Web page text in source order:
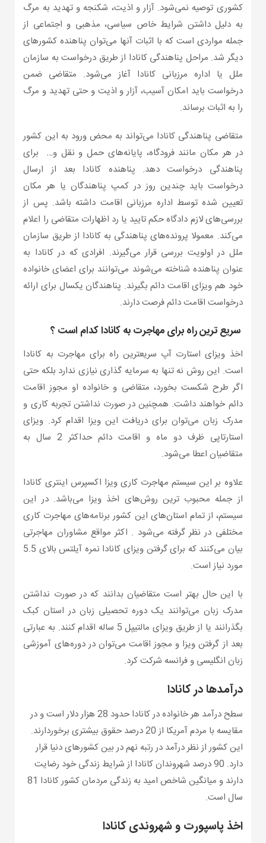
کشوری توصیه نمی‌شود. آزار و اذیت، شکنجه و تهدید به مرگ
به دلیل داشتن شرایط خاص سیاسی، مذهبی و اجتماعی از
جمله مواردی است که با اثبات آنها می‌توان پناهنده کشورهای
دیگر شد. مراحل پناهندگی کانادا از طریق درخواست به سازمان
ملل یا اداره مرزبانی کانادا آغاز می‌شود. متقاضی ضمن
درخواست باید امکان آسیب، آزار و اذیت و حتی تهدید و مرگ
را به اثبات برساند.
متقاضی پناهندگی کانادا می‌تواند به محض ورود به این کشور
در هر مکان مانند فرودگاه، پایانه‌های حمل و نقل و… برای
پناهندگی درخواست دهد. پناهنده کانادا بعد از ارسال
درخواست باید چندین روز در کمپ پناهندگان یا هر مکان
تعیین شده توسط اداره مرزبانی اقامت داشته باشد. پس از
بررسی‌های لازم دادگاه حکم تایید یا رد اظهارات متقاضی را اعلام
می‌کند. معمولا پرونده‌های پناهندگی به کانادا از طریق سازمان
ملل در اولویت بررسی قرار می‌گیرند. افرادی که در کانادا به
عنوان پناهنده شناخته می‌شوند می‌توانند برای اعضای خانواده
خود هم ویزای اقامت دائم بگیرند. پناهندگان یکسال برای ارائه
درخواست اقامت دائم فرصت دارند.
سریع ترین راه برای مهاجرت به کانادا کدام است ؟
اخذ ویزای استارت آپ سریعترین راه برای مهاجرت به کانادا
است. این روش نه تنها به سرمایه گذاری نیازی ندارد بلکه حتی
اگر طرح شکست بخورد، متقاضی و خانواده او مجوز اقامت
دائم خواهند داشت. همچنین در صورت نداشتن تجربه کاری و
مدرک زبان می‌توان برای دریافت این ویزا اقدام کرد. ویزای
استارتاپی ظرف دو ماه و اقامت دائم حداکثر 2 سال به
متقاضیان اعطا می‌شود.
علاوه بر این سیستم مهاجرت کاری ویزا اکسپرس اینتری کانادا
از جمله محبوب ترین روش‌های اخذ ویزا می‌باشد. در این
سیستم، از تمام استان‌های این کشور برنامه‌های مهاجرت کاری
مختلفی در نظر گرفته می‌شود . اکثر مواقع مشاوران مهاجرتی
بیان می‌کنند که برای گرفتن ویزای کانادا نمره آیلتس بالای 5.5
مورد نیاز است.
با این حال بهتر است متقاضیان بدانند که در صورت نداشتن
مدرک زبان می‌توانند یک دوره تحصیلی زبان در استان کبک
بگذرانند یا از طریق ویزای مالتیپل 5 ساله اقدام کنند. به عبارتی
بعد از گرفتن ویزا و مجوز اقامت می‌توان در دوره‌های آموزشی
زبان انگلیسی و فرانسه شرکت کرد.
درآمدها در کانادا
سطح درآمد هر خانواده در کانادا حدود 28 هزار دلار است و در
مقایسه با مردم آمریکا از 20 درصد حقوق بیشتری برخوردارند.
این کشور از نظر درآمد در رتبه نهم در بین کشورهای دنیا قرار
دارد. 90 درصد شهروندان کانادا از شرایط زندگی خود رضایت
دارند و میانگین شاخص امید به زندگی مردمان کشور کانادا 81
سال است.
اخذ پاسپورت و شهروندی کانادا